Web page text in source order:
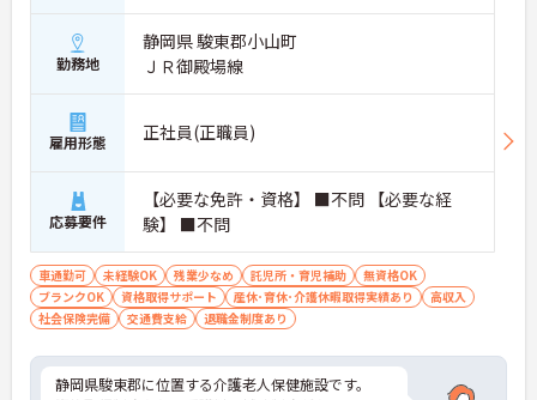
勤務地
静岡県 駿東郡小山町
ＪＲ御殿場線
雇用形態 正社員(正職員)
応募要件
【必要な免許・資格】 ■不問 【必要な経
験】 ■不問
車通勤可 未経験OK 残業少なめ 託児所・育児補助
無資格OK
ブランクOK
資格取得サポート 産休･育休･介護休暇取得実績あり
高収入
社会保険完備
交通費支給 退職金制度あり
静岡県駿東郡に位置する介護老人保健施設です。